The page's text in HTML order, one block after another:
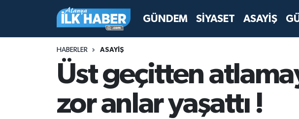
GÜNDEM SİYASET ASAYİŞ
HABERLER ASAYİŞ
Üst geçitten
zor anlar yaşattı !
Antalya Nöbetçi Eczaneler
Antalya Hava Durumu
Antalya Namaz Vakitleri
Antalya Trafik Yoğunluk Haritası